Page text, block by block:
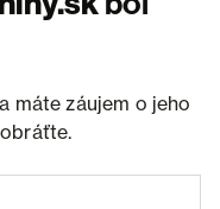
máte záujem o jeho